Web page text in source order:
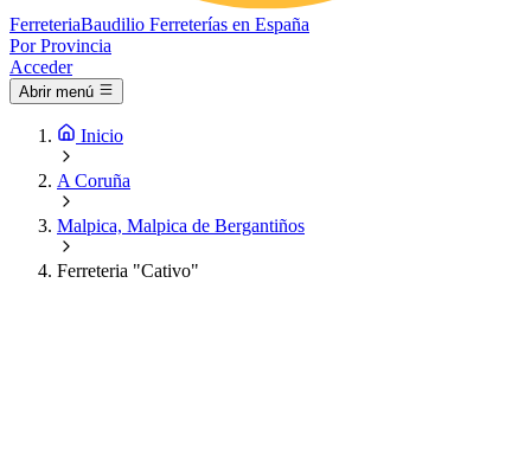
FerreteriaBaudilio Ferreterías en España
Por Provincia
Acceder
Abrir menú
Inicio
A Coruña
Malpica, Malpica de Bergantiños
Ferreteria "Cativo"